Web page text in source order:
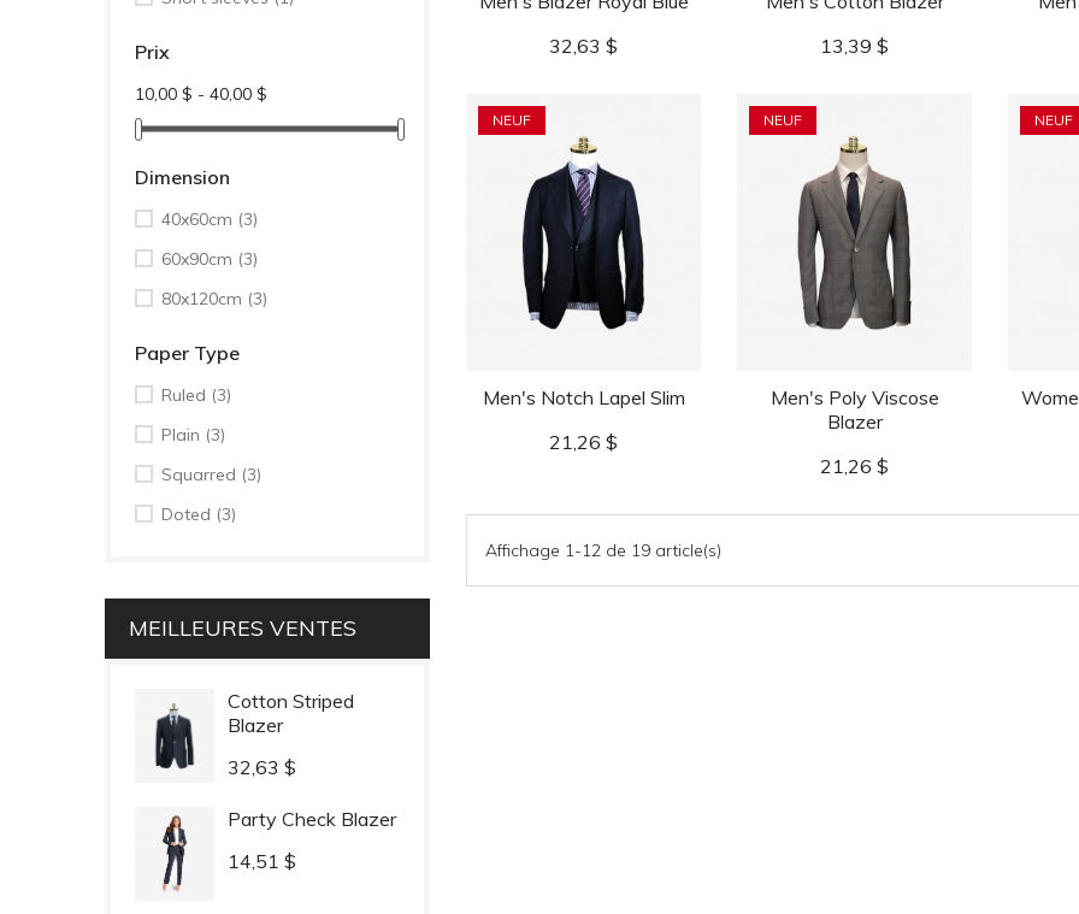
Prix
10,00 $ - 40,00 $
Dimension
40x60cm (3)
60x90cm (3)
80x120cm (3)
Paper Type
Ruled (3)
Plain (3)
Squarred (3)
Doted (3)
MEILLEURES VENTES
Cotton Striped
Blazer
Prix
32,63 $
Party Check Blazer
Prix
14,51 $
Prix
32,63 $
Prix
13,39 $
NEUF
Men's Notch Lapel Slim
Prix
21,26 $
NEUF
Men's Poly Viscose
Blazer
Prix
21,26 $
NEUF
Affichage 1-12 de 19 article(s)